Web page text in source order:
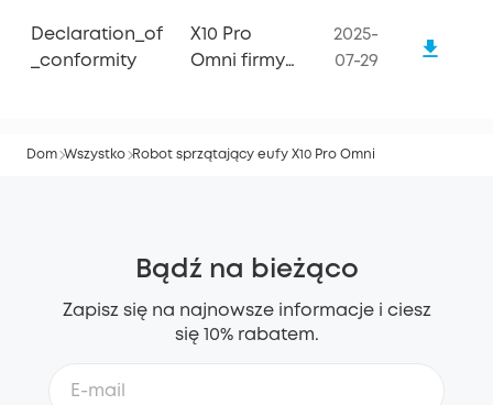
Declaration_of
_conformity
X10 Pro
Omni firmy
2025-
07-29
Dom Wszystko Robot sprzątający eufy X10 Pro Omni
Bądź na bieżąco
Zapisz się na najnowsze informacje i ciesz
się 10% rabatem.